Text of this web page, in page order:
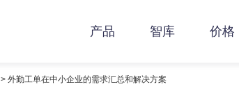
产品 智库 价格
> 外勤工单在中小企业的需求汇总和解决方案